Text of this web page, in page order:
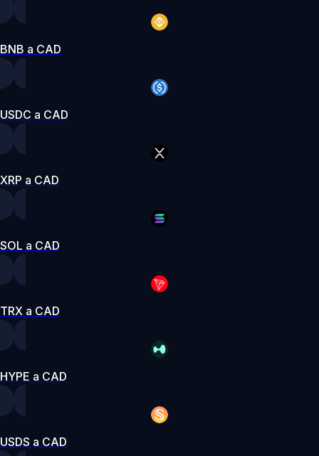
BNB a CAD
USDC a CAD
XRP a CAD
SOL a CAD
TRX a CAD
HYPE a CAD
USDS a CAD